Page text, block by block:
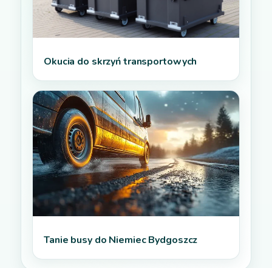
Okucia do skrzyń transportowych
Tanie busy do Niemiec Bydgoszcz